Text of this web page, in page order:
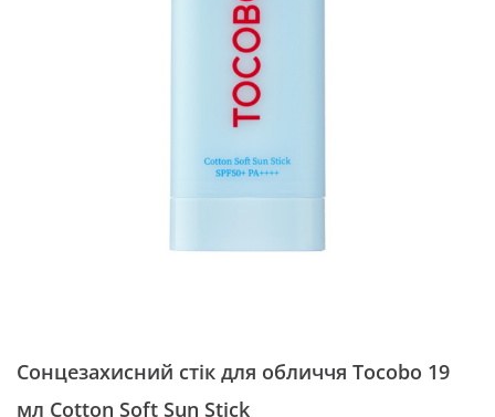
Сонцезахисний стік для обличчя Tocobo 19
мл Cotton Soft Sun Stick